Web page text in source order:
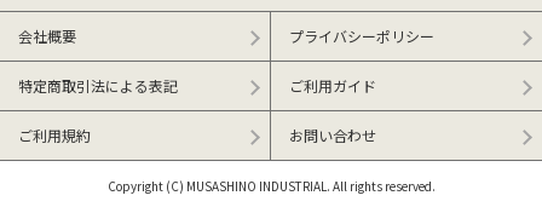
会社概要 プライバシーポリシー
特定商取引法による表記 ご利用ガイド
ご利用規約 お問い合わせ
Copyright (C) MUSASHINO INDUSTRIAL. All rights reserved.